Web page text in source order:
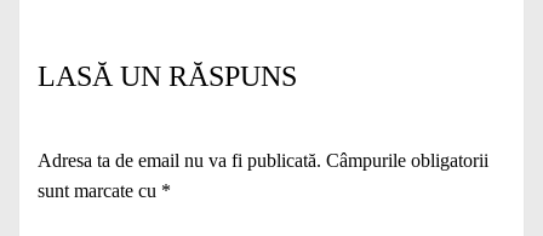
LASĂ UN RĂSPUNS
Adresa ta de email nu va fi publicată. Câmpurile obligatorii
sunt marcate cu *